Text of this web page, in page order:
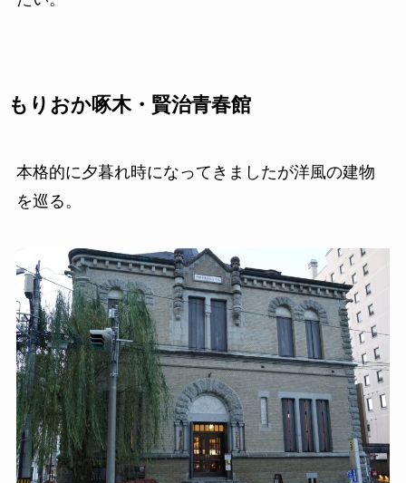
もりおか啄木・賢治青春館
本格的に夕暮れ時になってきましたが洋風の建物
を巡る。